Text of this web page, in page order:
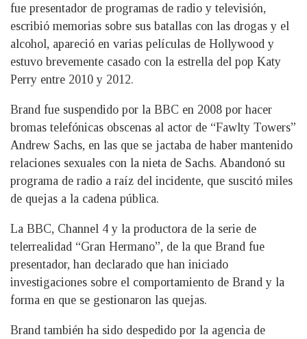
fue presentador de programas de radio y televisión,
escribió memorias sobre sus batallas con las drogas y el
alcohol, apareció en varias películas de Hollywood y
estuvo brevemente casado con la estrella del pop Katy
Perry entre 2010 y 2012.
Brand fue suspendido por la BBC en 2008 por hacer
bromas telefónicas obscenas al actor de “Fawlty Towers”
Andrew Sachs, en las que se jactaba de haber mantenido
relaciones sexuales con la nieta de Sachs. Abandonó su
programa de radio a raíz del incidente, que suscitó miles
de quejas a la cadena pública.
La BBC, Channel 4 y la productora de la serie de
telerrealidad “Gran Hermano”, de la que Brand fue
presentador, han declarado que han iniciado
investigaciones sobre el comportamiento de Brand y la
forma en que se gestionaron las quejas.
Brand también ha sido despedido por la agencia de